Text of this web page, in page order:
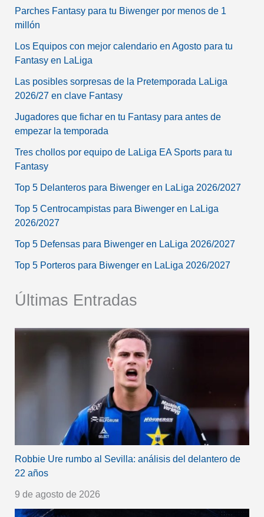
Parches Fantasy para tu Biwenger por menos de 1
millón
Los Equipos con mejor calendario en Agosto para tu
Fantasy en LaLiga
Las posibles sorpresas de la Pretemporada LaLiga
2026/27 en clave Fantasy
Jugadores que fichar en tu Fantasy para antes de
empezar la temporada
Tres chollos por equipo de LaLiga EA Sports para tu
Fantasy
Top 5 Delanteros para Biwenger en LaLiga 2026/2027
Top 5 Centrocampistas para Biwenger en LaLiga
2026/2027
Top 5 Defensas para Biwenger en LaLiga 2026/2027
Top 5 Porteros para Biwenger en LaLiga 2026/2027
Últimas Entradas
Robbie Ure rumbo al Sevilla: análisis del delantero de
22 años
9 de agosto de 2026